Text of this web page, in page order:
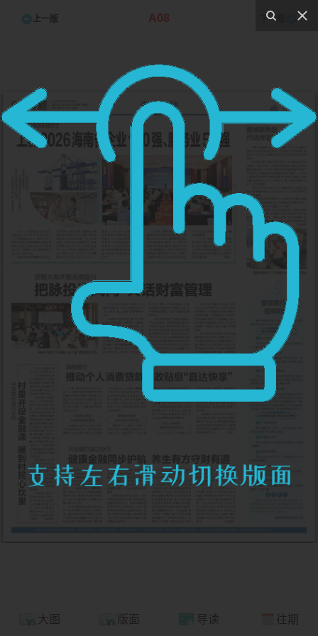
上一版 A08 下一版
大图 版面 导读 往期